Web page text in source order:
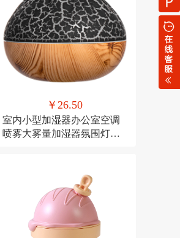
￥26.50
室内小型加湿器办公室空调
喷雾大雾量加湿器氛围灯